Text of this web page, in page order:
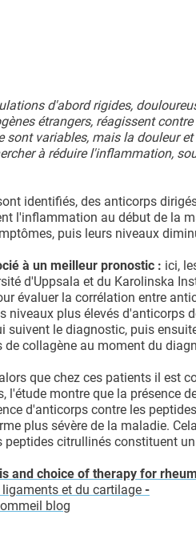
d'abord rigides,
étrangers, réagissent
variables, mais la douleur
à réduire l'inflammation,
identifiés, des anticorps
l'inflammation au début de la
puis leurs niveaux
à un meilleur pronostic : ici,
d'Uppsala et du Karolinska
évaluer la corrélation entre
plus élevés d'anticorps
le diagnostic, puis
collagène au moment du
alors que chez ces patients il est
l'étude montre que la présence
d'anticorps contre les
plus sévère de la maladie.
citrullinés constituent
and choice of therapy for
ligaments et du cartilage -
blog